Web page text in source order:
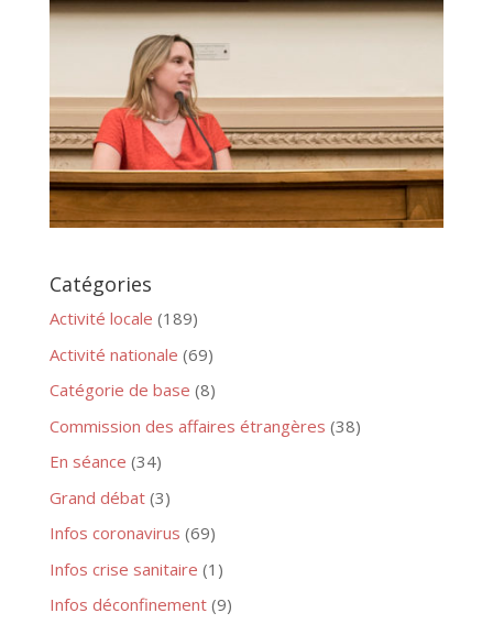
Catégories
Activité locale (189)
Activité nationale (69)
Catégorie de base (8)
Commission des affaires étrangères (38)
En séance (34)
Grand débat(3)
Infos coronavirus (69)
Infos crise sanitaire (1)
Infos déconfinement(9)